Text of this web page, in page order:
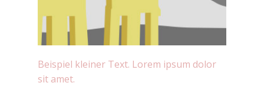
Beispiel kleiner Text. Lorem ipsum dolor
sit amet.